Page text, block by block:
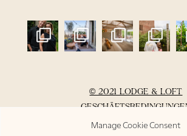
Manage Cookie Consent
© 2021 LODGE & LOFT
DATENSCHUTZERKLÄRUNG